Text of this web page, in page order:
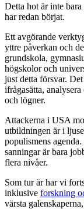
Detta hot är inte
har redan börjat.
Ett avgörande
yttre påverkan och
grundskola,
högskolor och
just detta försvar.
ifrågasätta,
och lögner.
Attackerna i USA
utbildningen är i
populismens
sanningar är bara
flera nivåer.
Som tur är har vi
inklusive forskning
värsta